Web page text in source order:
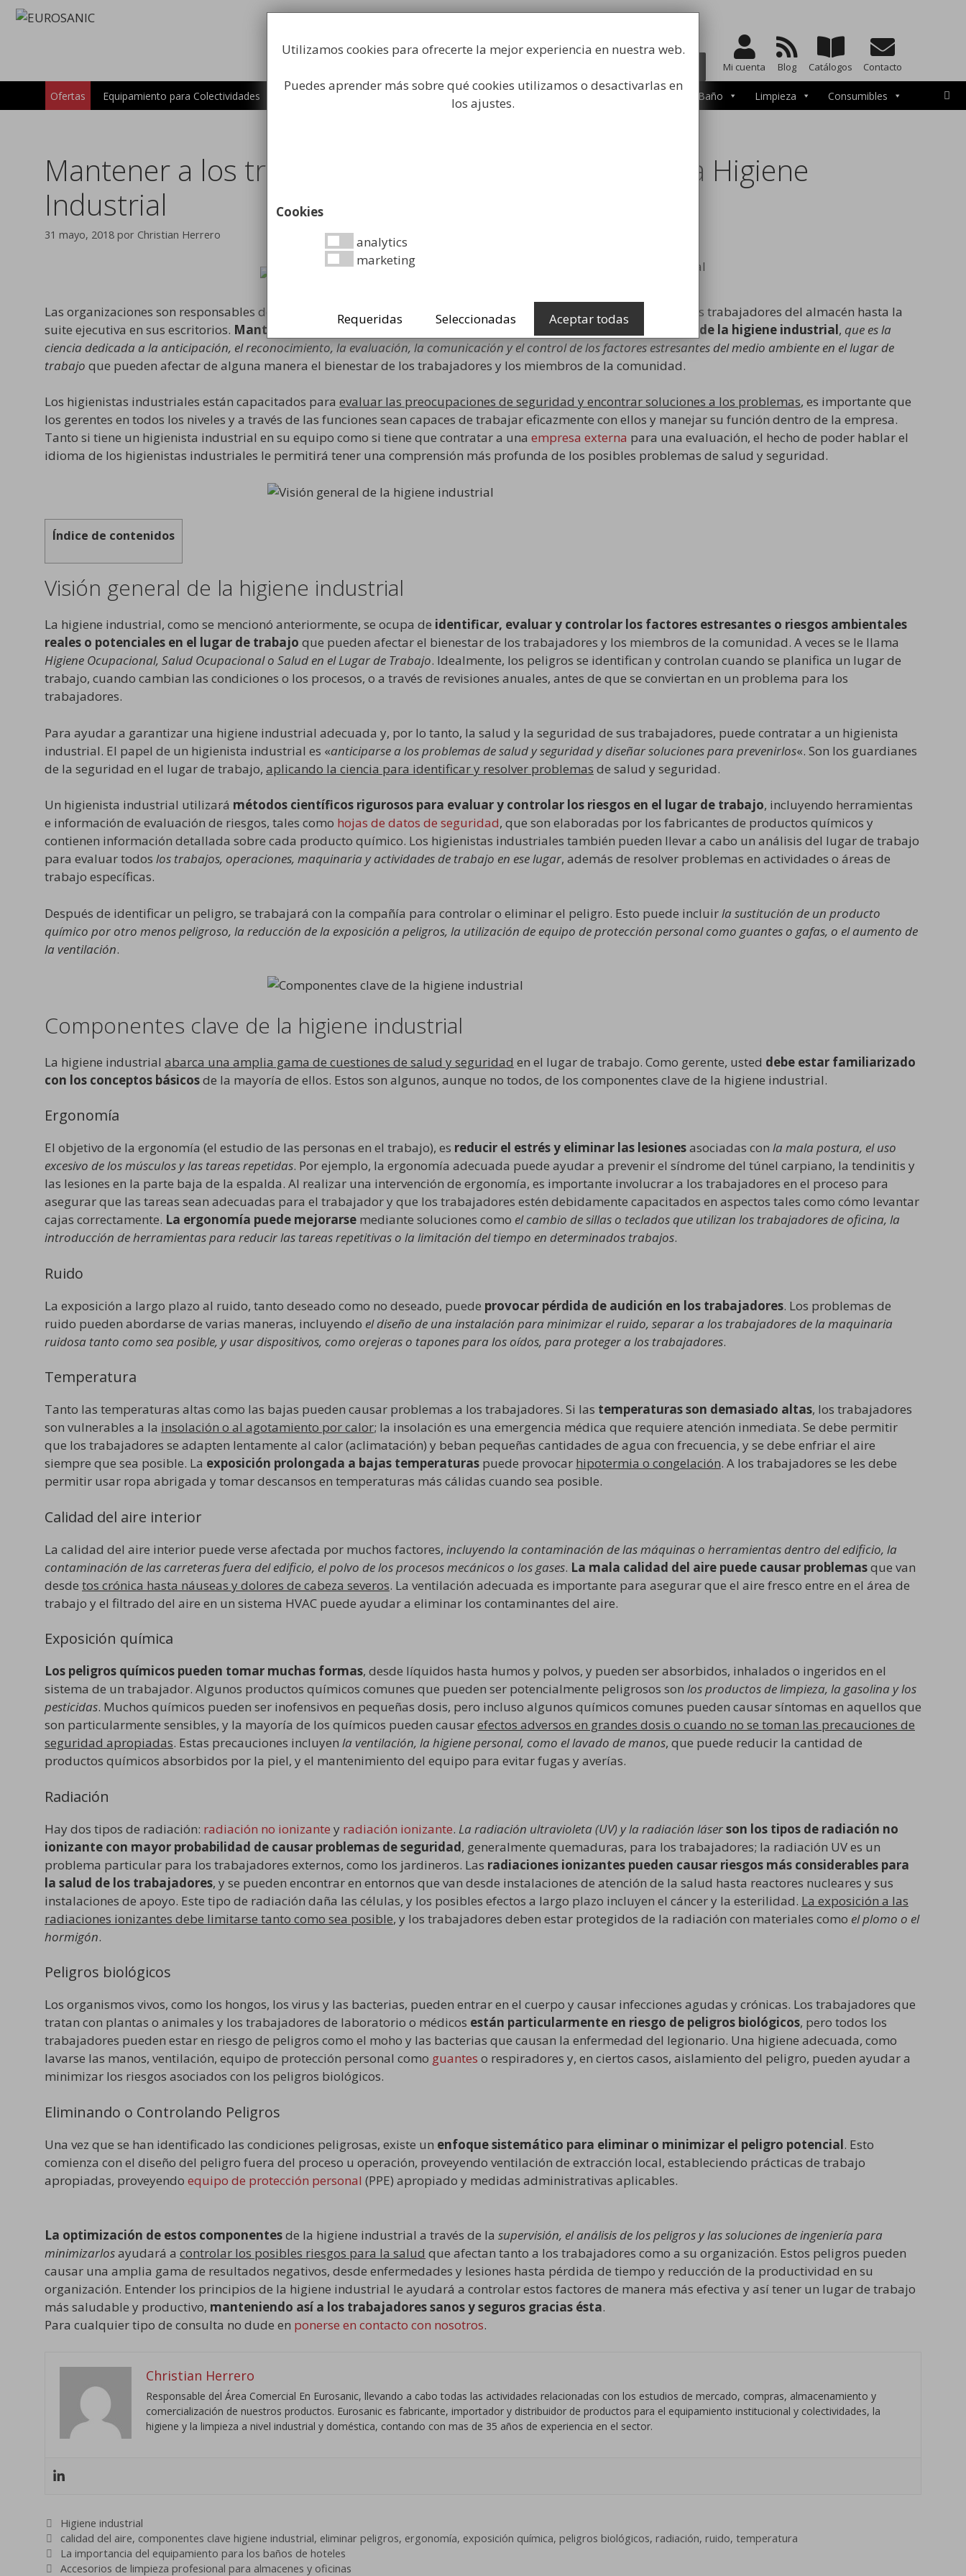
Saltar
Búsqueda
productos
Mi cuenta Blog Catálogos Contacto
Ofertas Equipamiento para Colectividades Carros Higiene Industrial Papeleras Accesorios de Baño Limpieza Consumibles
Mantener a los trabajadores sanos y seguros con la Higiene
Industrial
31 mayo, 2018 por Christian Herrero
Las organizaciones son responsables de la salud y la seguridad general de los trabajadores que emplean, desde los trabajadores del almacén hasta la
suite ejecutiva en sus escritorios. Mantener la seguridad y la salud de los empleados requiere el conocimiento de la higiene industrial, que es la
ciencia dedicada a la anticipación, el reconocimiento, la evaluación, la comunicación y el control de los factores estresantes del medio ambiente en el lugar de
trabajo que pueden afectar de alguna manera el bienestar de los trabajadores y los miembros de la comunidad.
Los higienistas industriales están capacitados para evaluar las preocupaciones de seguridad y encontrar soluciones a los problemas, es importante que
los gerentes en todos los niveles y a través de las funciones sean capaces de trabajar eficazmente con ellos y manejar su función dentro de la empresa.
Tanto si tiene un higienista industrial en su equipo como si tiene que contratar a una empresa externa para una evaluación, el hecho de poder hablar el
idioma de los higienistas industriales le permitirá tener una comprensión más profunda de los posibles problemas de salud y seguridad.
Índice de contenidos
Visión general de la higiene industrial
La higiene industrial, como se mencionó anteriormente, se ocupa de identificar, evaluar y controlar los factores estresantes o riesgos ambientales
reales o potenciales en el lugar de trabajo que pueden afectar el bienestar de los trabajadores y los miembros de la comunidad. A veces se le llama
Higiene Ocupacional, Salud Ocupacional o Salud en el Lugar de Trabajo. Idealmente, los peligros se identifican y controlan cuando se planifica un lugar de
trabajo, cuando cambian las condiciones o los procesos, o a través de revisiones anuales, antes de que se conviertan en un problema para los
trabajadores.
Para ayudar a garantizar una higiene industrial adecuada y, por lo tanto, la salud y la seguridad de sus trabajadores, puede contratar a un higienista
industrial. El papel de un higienista industrial es «anticiparse a los problemas de salud y seguridad y diseñar soluciones para prevenirlos«. Son los guardianes
de la seguridad en el lugar de trabajo, aplicando la ciencia para identificar y resolver problemas de salud y seguridad.
Un higienista industrial utilizará métodos científicos rigurosos para evaluar y controlar los riesgos en el lugar de trabajo, incluyendo herramientas
e información de evaluación de riesgos, tales como hojas de datos de seguridad, que son elaboradas por los fabricantes de productos químicos y
contienen información detallada sobre cada producto químico. Los higienistas industriales también pueden llevar a cabo un análisis del lugar de trabajo
para evaluar todos los trabajos, operaciones, maquinaria y actividades de trabajo en ese lugar, además de resolver problemas en actividades o áreas de
trabajo específicas.
Después de identificar un peligro, se trabajará con la compañía para controlar o eliminar el peligro. Esto puede incluirla sustitución de un producto
químico por otro menos peligroso, la reducción de la exposición a peligros, la utilización de equipo de protección personal como guantes o gafas, o el aumento de
la ventilación.
Componentes clave de la higiene industrial
La higiene industrial abarca una amplia gama de cuestiones de salud y seguridad en el lugar de trabajo. Como gerente, usted debe estar familiarizado
con los conceptos básicosde la mayoría de ellos. Estos son algunos, aunque no todos, de los componentes clave de la higiene industrial.
Ergonomía
El objetivo de la ergonomía (el estudio de las personas en el trabajo), es reducir el estrés y eliminar las lesionesasociadas con la mala postura, el uso
excesivo de los músculos y las tareas repetidas. Por ejemplo, la ergonomía adecuada puede ayudar a prevenir el síndrome del túnel carpiano, la tendinitis y
las lesiones en la parte baja de la espalda. Al realizar una intervención de ergonomía, es importante involucrar a los trabajadores en el proceso para
asegurar que las tareas sean adecuadas para el trabajador y que los trabajadores estén debidamente capacitados en aspectos tales como cómo levantar
cajas correctamente. La ergonomía puede mejorarse mediante soluciones como el cambio de sillas o teclados que utilizan los trabajadores de oficina, la
introducción de herramientas para reducir las tareas repetitivas o la limitación del tiempo en determinados trabajos.
Ruido
La exposición a largo plazo al ruido, tanto deseado como no deseado, puede provocar pérdida de audición en los trabajadores. Los problemas de
ruido pueden abordarse de varias maneras, incluyendo el diseño de una instalación para minimizar el ruido, separar a los trabajadores de la maquinaria
ruidosa tanto como sea posible, y usar dispositivos, como orejeras o tapones para los oídos, para proteger a los trabajadores.
Temperatura
Tanto las temperaturas altas como las bajas pueden causar problemas a los trabajadores. Si las temperaturas son demasiado altas, los trabajadores
son vulnerables a la insolación o al agotamiento por calor; la insolación es una emergencia médica que requiere atención inmediata. Se debe permitir
que los trabajadores se adapten lentamente al calor (aclimatación) y beban pequeñas cantidades de agua con frecuencia, y se debe enfriar el aire
siempre que sea posible. La exposición prolongada a bajas temperaturas puede provocar hipotermia o congelación. A los trabajadores se les debe
permitir usar ropa abrigada y tomar descansos en temperaturas más cálidas cuando sea posible.
Calidad del aire interior
La calidad del aire interior puede verse afectada por muchos factores, incluyendo la contaminación de las máquinas o herramientas dentro del edificio, la
contaminación de las carreteras fuera del edificio, el polvo de los procesos mecánicos o los gases. La mala calidad del aire puede causar problemasque van
desde tos crónica hasta náuseas y dolores de cabeza severos. La ventilación adecuada es importante para asegurar que el aire fresco entre en el área de
trabajo y el filtrado del aire en un sistema HVAC puede ayudar a eliminar los contaminantes del aire.
Exposición química
Los peligros químicos pueden tomar muchas formas, desde líquidos hasta humos y polvos, y pueden ser absorbidos, inhalados o ingeridos en el
sistema de un trabajador. Algunos productos químicos comunes que pueden ser potencialmente peligrosos son los productos de limpieza, la gasolina y los
pesticidas. Muchos químicos pueden ser inofensivos en pequeñas dosis, pero incluso algunos químicos comunes pueden causar síntomas en aquellos que
son particularmente sensibles, y la mayoría de los químicos pueden causarefectos adversos en grandes dosis o cuando no se toman las precauciones de
seguridad apropiadas. Estas precauciones incluyen la ventilación, la higiene personal, como el lavado de manos, que puede reducir la cantidad de
productos químicos absorbidos por la piel, y el mantenimiento del equipo para evitar fugas y averías.
Radiación
Hay dos tipos de radiación: radiación no ionizante y radiación ionizante. La radiación ultravioleta (UV) y la radiación láserson los tipos de radiación no
ionizante con mayor probabilidad de causar problemas de seguridad, generalmente quemaduras, para los trabajadores; la radiación UV es un
problema particular para los trabajadores externos, como los jardineros. Las radiaciones ionizantes pueden causar riesgos más considerables para
la salud de los trabajadores, y se pueden encontrar en entornos que van desde instalaciones de atención de la salud hasta reactores nucleares y sus
instalaciones de apoyo. Este tipo de radiación daña las células, y los posibles efectos a largo plazo incluyen el cáncer y la esterilidad. La exposición a las
radiaciones ionizantes debe limitarse tanto como sea posible, y los trabajadores deben estar protegidos de la radiación con materiales como el plomo o el
hormigón.
Peligros biológicos
Los organismos vivos, como los hongos, los virus y las bacterias, pueden entrar en el cuerpo y causar infecciones agudas y crónicas. Los trabajadores que
tratan con plantas o animales y los trabajadores de laboratorio o médicos están particularmente en riesgo de peligros biológicos, pero todos los
trabajadores pueden estar en riesgo de peligros como el moho y las bacterias que causan la enfermedad del legionario. Una higiene adecuada, como
lavarse las manos, ventilación, equipo de protección personal como guantes o respiradores y, en ciertos casos, aislamiento del peligro, pueden ayudar a
minimizar los riesgos asociados con los peligros biológicos.
Eliminando o Controlando Peligros
Una vez que se han identificado las condiciones peligrosas, existe un enfoque sistemático para eliminar o minimizar el peligro potencial. Esto
comienza con el diseño del peligro fuera del proceso u operación, proveyendo ventilación de extracción local, estableciendo prácticas de trabajo
apropiadas, proveyendo equipo de protección personal (PPE) apropiado y medidas administrativas aplicables.
La optimización de estos componentesde la higiene industrial a través de la supervisión, el análisis de los peligros y las soluciones de ingeniería para
minimizarlosayudará a controlar los posibles riesgos para la salud que afectan tanto a los trabajadores como a su organización. Estos peligros pueden
causar una amplia gama de resultados negativos, desde enfermedades y lesiones hasta pérdida de tiempo y reducción de la productividad en su
organización. Entender los principios de la higiene industrial le ayudará a controlar estos factores de manera más efectiva y así tener un lugar de trabajo
más saludable y productivo, manteniendo así a los trabajadores sanos y seguros gracias ésta.
Para cualquier tipo de consulta no dude en ponerse en contacto con nosotros.
Christian Herrero
Responsable del Área Comercial En Eurosanic, llevando a cabo todas las actividades relacionadas con los estudios de mercado, compras, almacenamiento y
comercialización de nuestros productos. Eurosanic es fabricante, importador y distribuidor de productos para el equipamiento institucional y colectividades, la
higiene y la limpieza a nivel industrial y doméstica, contando con mas de 35 años de experiencia en el sector.
Categorías
Higiene industrial
Etiquetas
calidad del aire, componentes clave higiene industrial, eliminar peligros, ergonomía, exposición química, peligros biológicos, radiación, ruido, temperatura
La importancia del equipamiento para los baños de hoteles
Accesorios de limpieza profesional para almacenes y oficinas
Utilizamos cookies para ofrecerte la mejor experiencia en nuestra web.
Puedes aprender más sobre qué cookies utilizamos o desactivarlas en
los ajustes.
Cookies
analytics
marketing
Requeridas Seleccionadas Aceptar todas